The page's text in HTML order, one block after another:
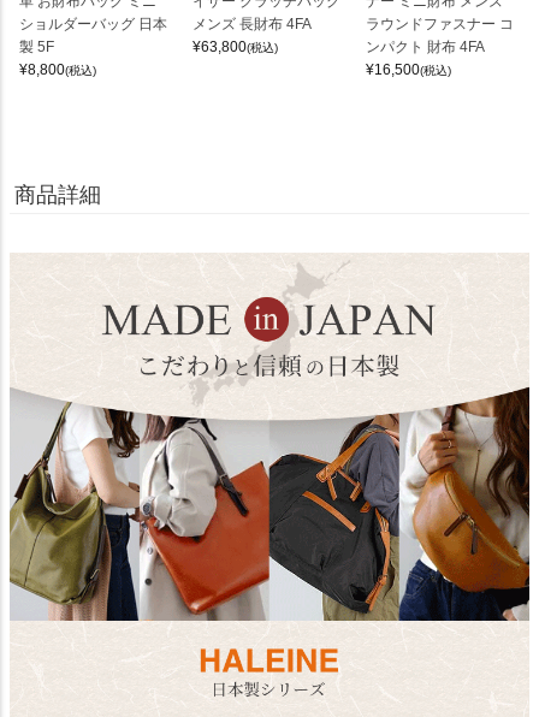
ショルダーバッグ 日本
製 5F
¥8,800(税込)
メンズ 長財布 4FA
¥63,800(税込)
ラウンドファスナー コ
ンパクト 財布 4FA
¥16,500(税込)
商品詳細